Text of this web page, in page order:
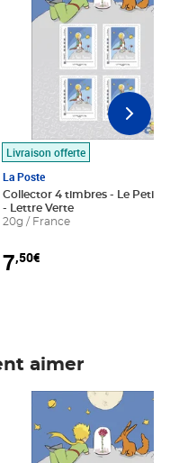
au panier
Livraison offerte
La Poste
Collector 4 timbres - Le Petit
- Lettre Verte
20g / France
7,50€
aimer
Prix 7,50€